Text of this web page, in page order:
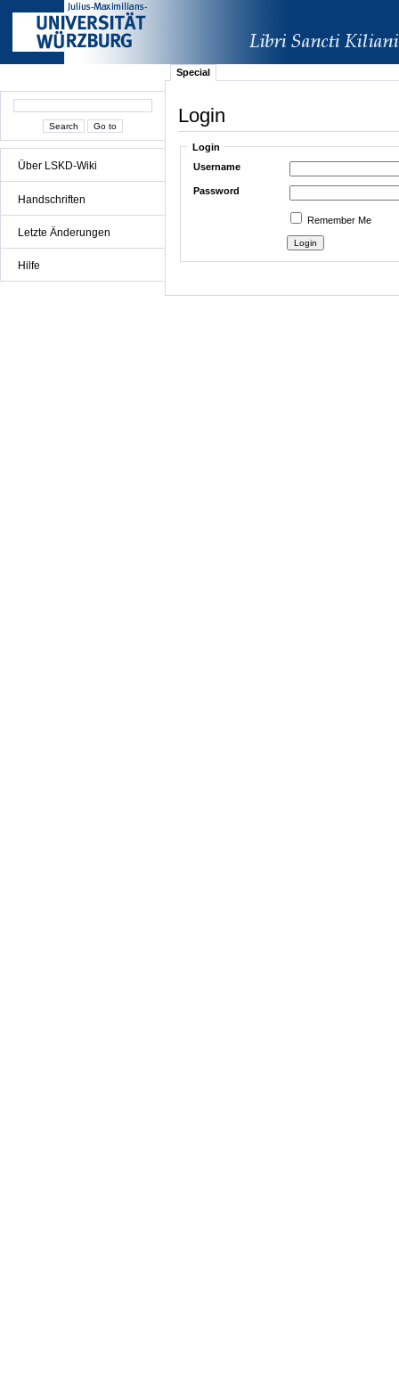
Über LSKD-Wiki
Handschriften
Letzte Änderungen
Hilfe
Special
Login
Login
Username
Password
Remember Me